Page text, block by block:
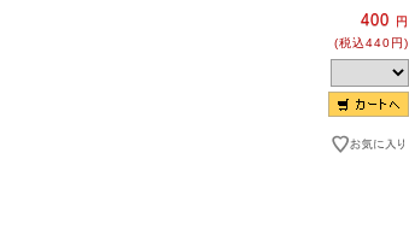
400
円
(税込440円)